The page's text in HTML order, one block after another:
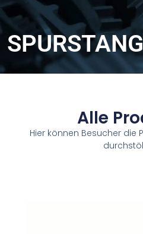
Alle
Hier können Besucher die